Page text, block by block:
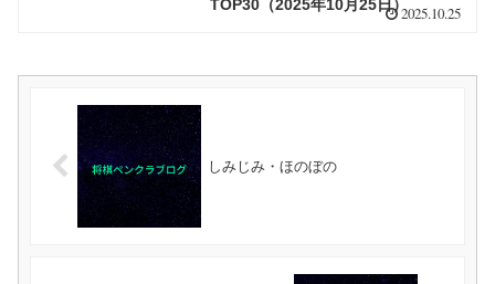
TOP30（2025年10月25日）2025.10.25
しみじみ・ほのぼの